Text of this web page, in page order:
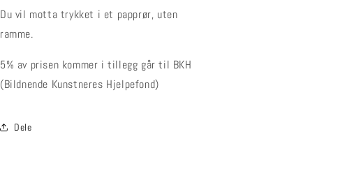
Du vil motta trykket i et papprør, uten
ramme.
5% av prisen kommer i tillegg går til BKH
(Bildnende Kunstneres Hjelpefond)
Dele